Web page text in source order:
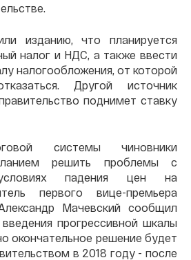
изданию, что планируется
налог и НДС, а также ввести
налогообложения, от которой
Другой источник
поднимет ставку
системы чиновники
решить проблемы с
падения цен на
первого вице-премьера
Мачевский сообщил
прогрессивной шкалы
окончательное решение будет
в 2018 году - после